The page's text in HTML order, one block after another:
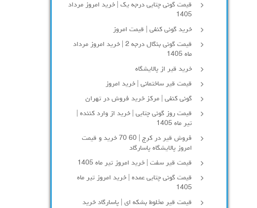
قیمت گونی چتایی درجه یک | خرید امروز مرداد
1405
خرید گونی کنفی | قیمت امروز
قیمت گونی بنگال درجه 2 | خرید امروز مرداد
ماه 1405
خرید قیر از پالایشگاه
قیمت قیر ساختمانی | خرید امروز
گونی کنفی | مرکز خرید فروش در تهران
قیمت روز گونی چتایی | خرید از وارد کننده |
تیر ماه 1405
فروش قیر در کرج | 60 70 خرید و قیمت
امروز پالایشگاه پاسارگاد
قیمت قیر سفت | خرید امروز تیر ماه 1405
قیمت گونی چتایی عمده | خرید امروز تیر ماه
1405
قیمت قیر مخلوط بشکه ای | پاسارگاد خرید